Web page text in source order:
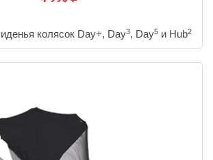
колясок Day+, Day3, Day5и Hub2